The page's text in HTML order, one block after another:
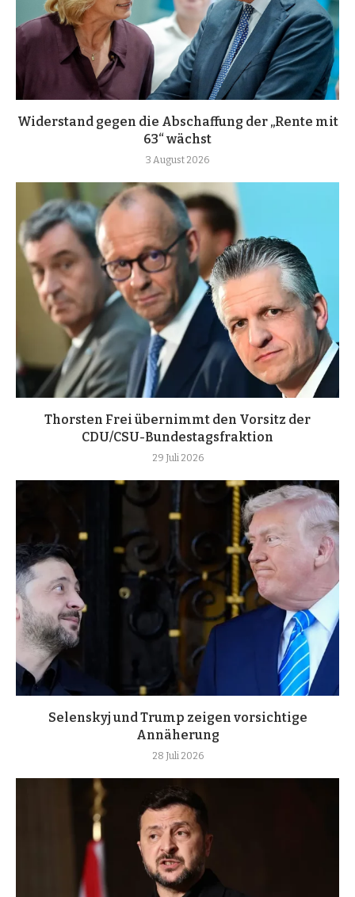
Widerstand gegen die Abschaffung der „Rente mit
63“ wächst
3 August 2026
Thorsten Frei übernimmt den Vorsitz der
CDU/CSU-Bundestagsfraktion
29 Juli 2026
Selenskyj und Trump zeigen vorsichtige
Annäherung
28 Juli 2026